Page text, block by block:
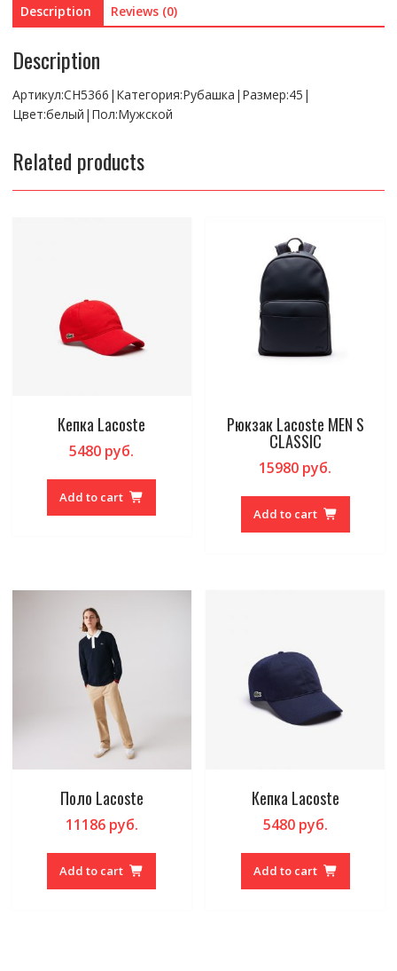
Description Reviews (0)
Description
Артикул:CH5366|Категория:Рубашка|Размер:45|
Цвет:белый|Пол:Мужской
Related products
Кепка Lacoste
5480 руб.
Add to cart
Рюкзак Lacoste MEN S
CLASSIC
15980 руб.
Add to cart
Поло Lacoste
11186руб.
Add to cart
Кепка Lacoste
5480руб.
Add to cart